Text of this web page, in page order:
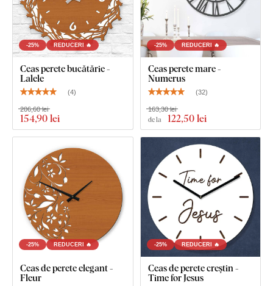
-25% REDUCERI 🔥
Ceas perete bucătărie -
Lalele
(4)
154,90 lei
206,60 lei
-25% REDUCERI 🔥
Ceas perete mare -
Numerus
(32)
de la 122,50 lei
163,30 lei
-25% REDUCERI 🔥
Ceas de perete elegant -
Fleur
-25% REDUCERI 🔥
Ceas de perete creștin -
Time for Jesus